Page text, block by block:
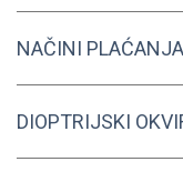
NAČINI PLAĆANJA
DIOPTRIJSKI